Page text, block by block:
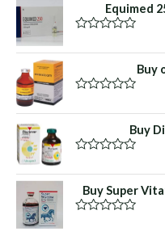
Equimed
a
d
o
f
Buy
a
d
o
f
Buy
a
d
Buy Super